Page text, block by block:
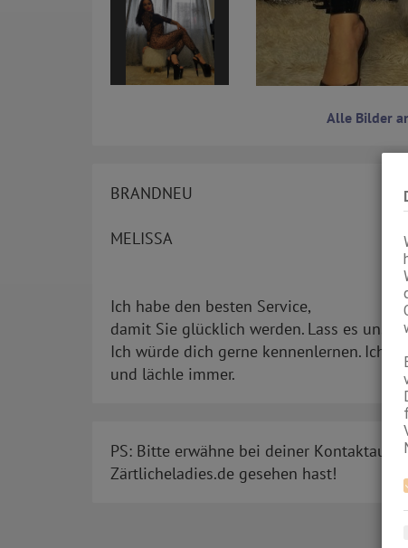
Alle Bilder
BRANDNEU
MELISSA
Ich habe den besten Service,
damit Sie glücklich werden. Lass es uns
Ich würde dich gerne kennenlernen. Ich
und lächle immer.
PS: Bitte erwähne bei deiner
Zärtlicheladies.de gesehen hast!